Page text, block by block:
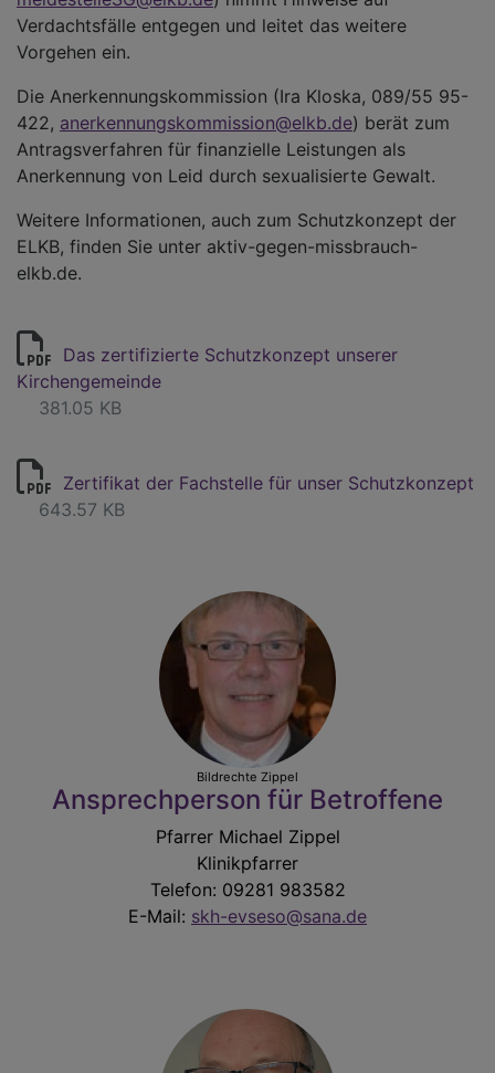
Verdachtsfälle entgegen und leitet das weitere
Vorgehen ein.
Die Anerkennungskommission (Ira Kloska, 089/55 95-
422, anerkennungskommission@elkb.de) berät zum
Antragsverfahren für finanzielle Leistungen als
Anerkennung von Leid durch sexualisierte Gewalt.
Weitere Informationen, auch zum Schutzkonzept der
ELKB, finden Sie unter aktiv-gegen-missbrauch-
elkb.de.
Das zertifizierte Schutzkonzept unserer
Kirchengemeinde
381.05 KB
Zertifikat der Fachstelle für unser Schutzkonzept
643.57 KB
Bildrechte Zippel
Ansprechperson für Betroffene
Pfarrer Michael Zippel
Klinikpfarrer
Telefon: 09281 983582
E-Mail: skh-evseso@sana.de